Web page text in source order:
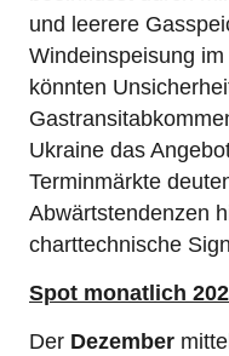
und leerere
Windeinspeisung
könnten
Ukraine das
Terminmärkte
Abwärtstendenzen
charttechnische
Spot monatlich
Der Dezember